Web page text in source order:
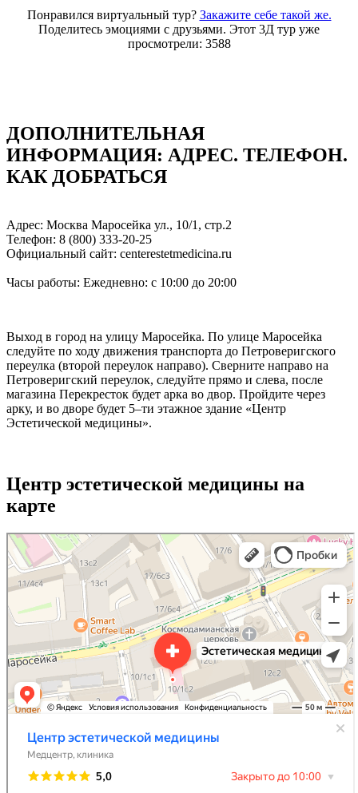
Понравился виртуальный тур? Закажите себе такой же.
Поделитесь эмоциями с друзьями. Этот 3Д тур уже
просмотрели: 3588
ДОПОЛНИТЕЛЬНАЯ
ИНФОРМАЦИЯ: АДРЕC. ТЕЛЕФОН.
КАК ДОБРАТЬСЯ
Адрес: Москва Маросейка ул., 10/1, стр.2
Телефон: 8 (800) 333-20-25
Официальный сайт: centerestetmedicina.ru
Часы работы: Ежедневно: с 10:00 до 20:00
Выход в город на улицу Маросейка. По улице Маросейка
следуйте по ходу движения транспорта до Петроверигского
переулка (второй переулок направо). Сверните направо на
Петроверигский переулок, следуйте прямо и слева, после
магазина Перекресток будет арка во двор. Пройдите через
арку, и во дворе будет 5–ти этажное здание «Центр
Эстетической медицины».
Центр эстетической медицины на
карте